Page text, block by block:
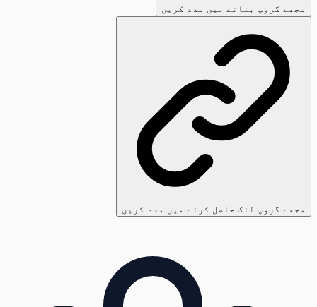
مجھے گروپ بنانے میں مدد کریں
مجھے گروپ لنک حاصل کرنے میں مدد کریں